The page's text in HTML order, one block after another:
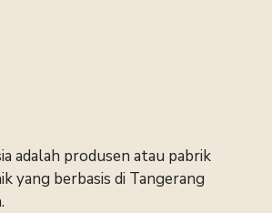
adalah produsen atau pabrik
yang berbasis di Tangerang